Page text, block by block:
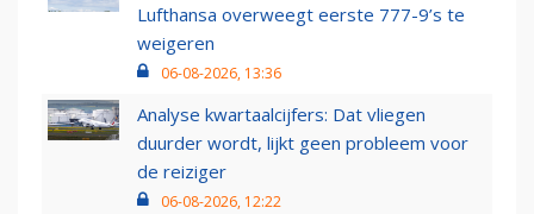
Lufthansa overweegt eerste 777-9’s te
weigeren
06-08-2026, 13:36
Analyse kwartaalcijfers: Dat vliegen
duurder wordt, lijkt geen probleem voor
de reiziger
06-08-2026, 12:22